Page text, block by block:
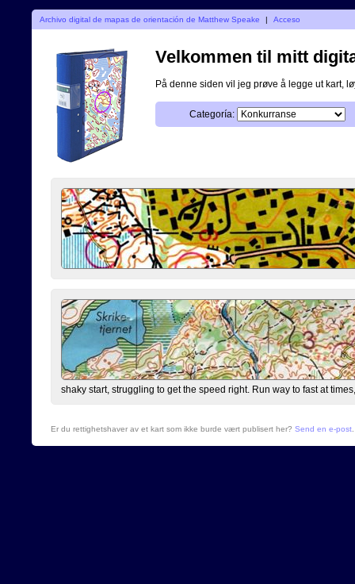
Archivo digital de mapas de orientación de Matthew Speake | Acceso
Velkommen til mitt
På denne siden vil jeg prøve å legge ut kart,
Categoría:
shaky start, struggling to get the speed right. Run way to fast at
Er du rettighetshaver av et kart som ikke burde vært publisert her? Send en e-post